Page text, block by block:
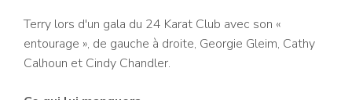
Terry lors d'un gala du 24 Karat Club avec son «
entourage », de gauche à droite, Georgie Gleim, Cathy
Calhoun et Cindy Chandler.